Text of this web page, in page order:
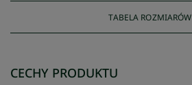
TABELA ROZMIARÓW
CECHY PRODUKTU